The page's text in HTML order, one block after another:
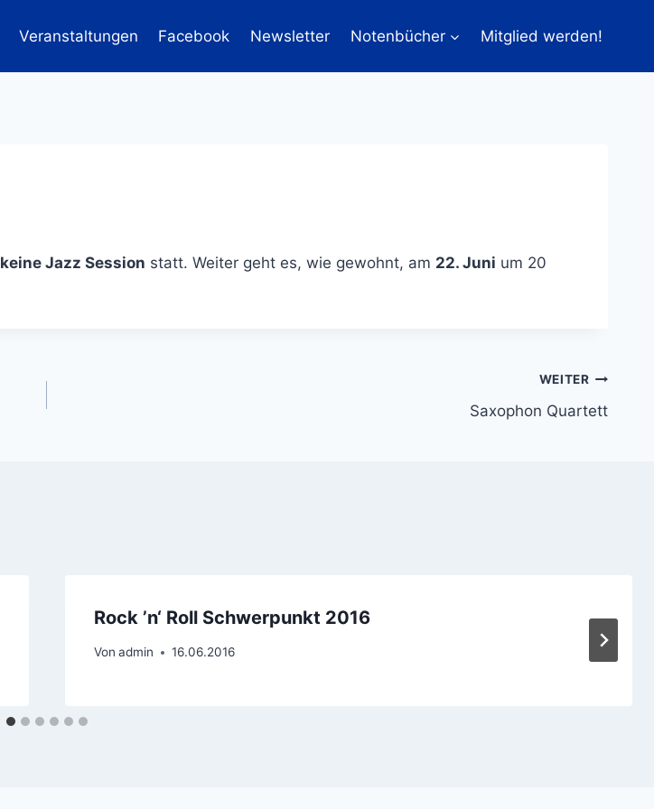
Veranstaltungen Facebook Newsletter Notenbücher Mitglied werden!
keine Jazz Session statt. Weiter geht es, wie gewohnt, am 22. Juni um 20
WEITER
Saxophon Quartett
Rock ’n‘ Roll Schwerpunkt 2016
Von admin 16.06.2016